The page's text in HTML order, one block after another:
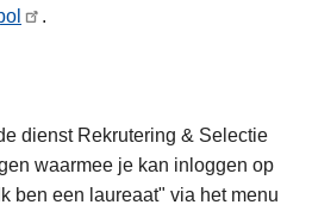
.
dienst Rekrutering & Selectie
waarmee je kan inloggen op
ben een laureaat" via het menu